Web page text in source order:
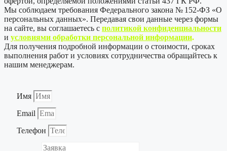
Мы соблюдаем требования Федерального закона № 152-ФЗ «О
персональных данных». Передавая свои данные через формы
на сайте, вы соглашаетесь с политикой конфиденциальности
и условиями обработки персональной информации.
Для получения подробной информации о стоимости, сроках
выполнения работ и условиях сотрудничества обращайтесь к
нашим менеджерам.
Имя
Email
Телефон